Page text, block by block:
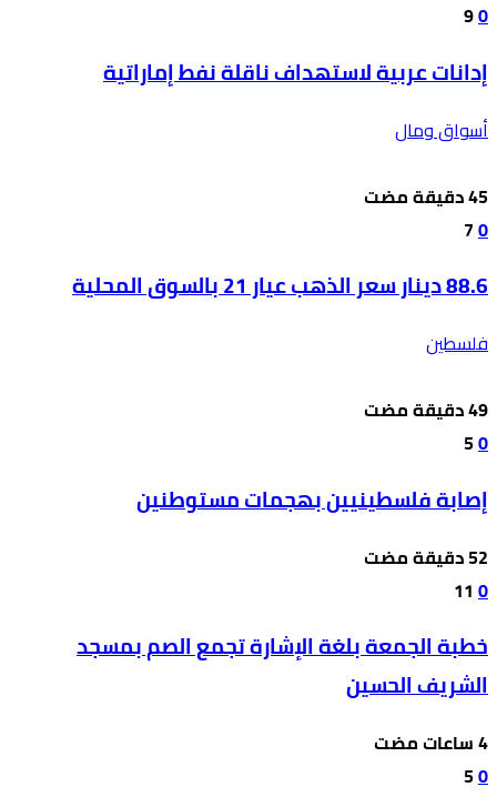
0
9
إدانات عربية لاستهداف ناقلة نفط إماراتية
أسواق ومال
0
7
88.6 دينار سعر الذهب عيار 21 بالسوق المحلية
فلسطين
0
5
إصابة فلسطينيين بهجمات مستوطنين
0
11
خطبة الجمعة بلغة الإشارة تجمع الصم بمسجد
الشريف الحسين
0
5